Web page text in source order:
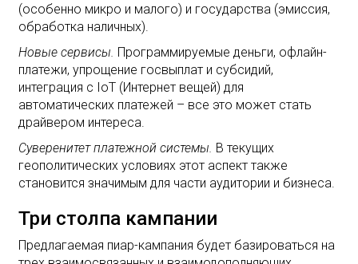
(особенно микро и малого) и государства (эмиссия,
обработка наличных).
Новые сервисы. Программируемые деньги, офлайн-
платежи, упрощение госвыплат и субсидий,
интеграция с IoT (Интернет вещей) для
автоматических платежей – все это может стать
драйвером интереса.
Суверенитет платежной системы. В текущих
геополитических условиях этот аспект также
становится значимым для части аудитории и бизнеса.
Три столпа кампании
Предлагаемая пиар-кампания будет базироваться на